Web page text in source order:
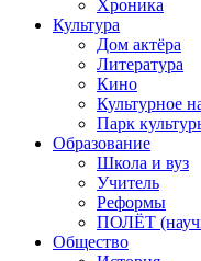
Хроника
Культура
Дом актёра
Литература
Кино
Культурное
Парк
Образование
Школа и вуз
Учитель
Реформы
ПОЛЁТ
Общество